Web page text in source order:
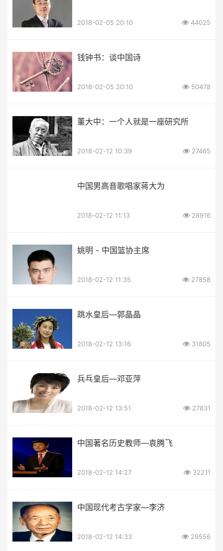
2018-02-05 20:10 44025
钱钟书：谈中国诗
2018-02-05 20:10 50478
董大中：一个人就是一座研究所
2018-02-12 10:39 27465
中国男高音歌唱家蒋大为
2018-02-12 11:13 28916
姚明 - 中国篮协主席
2018-02-12 11:35 27858
跳水皇后—郭晶晶
2018-02-12 13:16 31805
兵乓皇后—邓亚萍
2018-02-12 13:51 27831
中国著名历史教师—袁腾飞
2018-02-12 14:27 32211
中国现代考古学家—李济
2018-02-12 14:33 29556